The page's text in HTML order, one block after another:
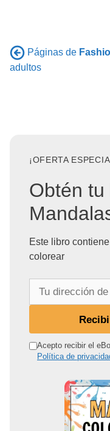
Páginas de
adultos
¡OFERTA
Obtén
Este libro
colorear
r Acepto recibir el
Política de